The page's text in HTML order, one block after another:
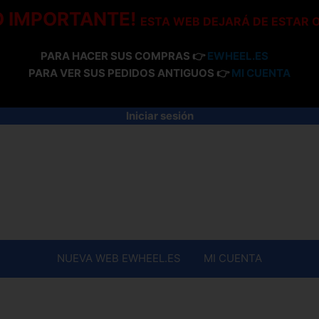
IMPORTANTE! ESTA WEB DEJARÁ DE ESTAR
PARA HACER SUS COMPRAS 👉 EWHEEL.ES
PARA VER SUS PEDIDOS ANTIGUOS 👉 MI CUENTA
Iniciar sesión
NUEVA WEB EWHEEL.ES MI CUENTA